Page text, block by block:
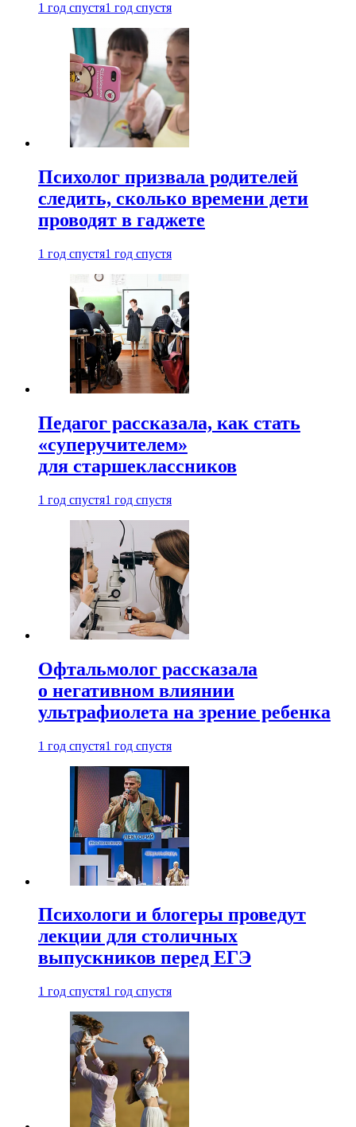
1 год спустя1 год спустя
Психолог призвала родителей
следить, сколько времени дети
проводят в гаджете
1 год спустя1 год спустя
Педагог рассказала, как стать
«суперучителем»
для старшеклассников
1 год спустя1 год спустя
Офтальмолог рассказала
о негативном влиянии
ультрафиолета на зрение ребенка
1 год спустя1 год спустя
Психологи и блогеры проведут
лекции для столичных
выпускников перед ЕГЭ
1 год спустя1 год спустя